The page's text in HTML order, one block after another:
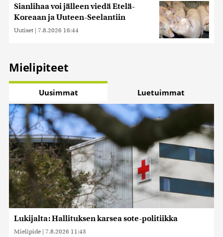
kerätty, kun olet käyttänyt heidän palvelujaan. Tietoja
saatetaan myös siirtää ulkomaille.
Sianlihaa voi jälleen viedä Etelä-
Koreaan ja Uuteen-Seelantiin
Uutiset | 7.8.2026 16:44
Mielipiteet
Uusimmat Luetuimmat
Lukijalta: Hallituksen karsea sote-politiikka
Mielipide | 7.8.2026 11:43